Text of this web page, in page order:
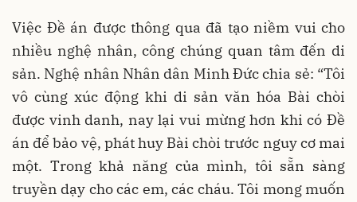
Việc Đề án được thông qua đã tạo niềm vui cho
nhiều nghệ nhân, công chúng quan tâm đến di
sản. Nghệ nhân Nhân dân Minh Đức chia sẻ: “Tôi
vô cùng xúc động khi di sản văn hóa Bài chòi
được vinh danh, nay lại vui mừng hơn khi có Đề
án để bảo vệ, phát huy Bài chòi trước nguy cơ mai
một. Trong khả năng của mình, tôi sẵn sàng
truyền dạy cho các em, các cháu. Tôi mong muốn